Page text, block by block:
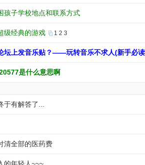
孩子学校地点和联系方式
级经典的游戏 1 2 3
坛上发音乐贴？——玩转音乐不求人(新手必
是什么意思啊
有解答了...
清全部的医药费